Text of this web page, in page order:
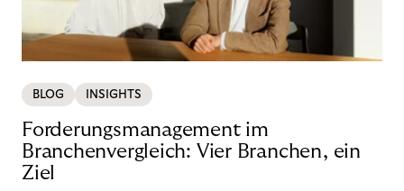
BLOG INSIGHTS
Forderungsmanagement im
Branchenvergleich: Vier Branchen, ein
Ziel